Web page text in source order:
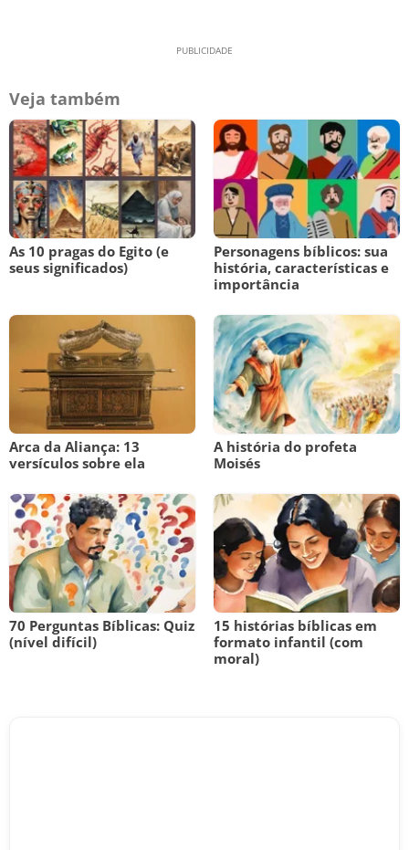
Veja também
As 10 pragas do Egito (e
seus significados)
Personagens bíblicos: sua
história, características e
importância
Arca da Aliança: 13
versículos sobre ela
A história do profeta
Moisés
70 Perguntas Bíblicas: Quiz
(nível difícil)
15 histórias bíblicas em
formato infantil (com
moral)